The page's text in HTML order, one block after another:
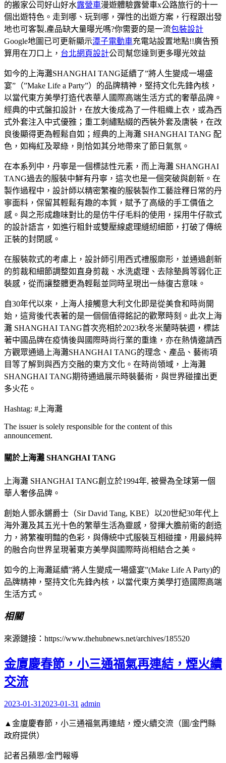
的搬家公司好山好水露營車漫遊體驗露營車x公路旅行的十一
個出遊特色。走到哪、玩到哪，彈性的出遊方案，行程跟出發
地也可客製,產品缺大量曝光嗎?你需要的是一流包裝設計
Google地圖已可更新顯示潭子電動車充電站設置地點!!廣告預
算用在刀口上， 台北網頁設計公司幫您達到更多曝光效益
如今的上海灘SHANGHAI TANG延續了”將人生變成一場盛
宴”（”Make Life a Party”）的品牌精神，堅持文化先鋒內核，
以當代東方美學打造代表華人國際高端生活方式的奢華品牌。
經典的中式盤扣設計，在放大後成為了一件粗織上衣，或為西
式外套注入中式優雅；重工刺繡點綴的西裝外套及唐裝，在改
良後顯得更為輕鬆自如；經典的上海灘 SHANGHAI TANG 配
色，如梅紅及翠綠，則恰如其分地帶來了節日氣氛。
在本系列中，丹寧是一個標誌性元素，而上海灘 SHANGHAI
TANG過去的服裝中鮮有丹寧，這次也是一個突破與創新。在
製作過程中，設計師以精密繁複的服裝製作工藝詮釋日常的丹
寧面料，保留其輕鬆有趣的本質，賦予了高級的手工價值之
感。與之形成趣味對比的是仿牛仔毛料的使用，採用牛仔款式
的設計語言，如進行粗針或雙壓線處理縫紉細節，打破了傳統
正裝的封閉感。
在服裝款式的考慮上，設計師引用西式禮服廓形，並通過創新
的剪裁和細節調整如直身剪裁、水洗處理、去除墊肩等弱化正
裝感，從而讓整體更為輕鬆並同時呈現出一絲復古意味。
自30年代以來，上海人接觸意大利文化即是從美食和時尚開
始，這背後代表著的是一個個值得銘記的歡聚時刻。此次上海
灘 SHANGHAI TANG首次亮相於2023秋冬米蘭時裝週，標誌
著中國品牌在疫情後與國際時尚行業的重逢，亦在熱情邀請西
方觀眾通過上海灘SHANGHAI TANG的理念、產品、藝術項
目等了解到與西方交融的東方文化。在時尚領域，上海灘
SHANGHAI TANG期待通過展示時裝藝術，與世界碰撞出更
多火花。
Hashtag: #上海灘
The issuer is solely responsible for the content of this
announcement.
關於上海灘 SHANGHAI TANG
上海灘 SHANGHAI TANG創立於1994年, 被譽為全球第一個
華人奢侈品牌。
創始人鄧永鏘爵士（Sir David Tang, KBE）以20世紀30年代上
海外灘及其五光十色的繁華生活為靈感，發揮大膽前衛的創造
力，將繁複明豔的色彩，與傳統中式服裝互相碰撞，用最純粹
的融合向世界呈現著東方美學與國際時尚相結合之美。
如今的上海灘延續”將人生變成一場盛宴”(Make Life A Party)的
品牌精神，堅持文化先鋒內核，以當代東方美學打造國際高端
生活方式。
相關
來源鏈接：https://www.thehubnews.net/archives/185520
金廈慶春節，小三通福氣再連結，煙火續
交流
2023-01-31 2023-01-31 admin
▲金廈慶春節，小三通福氣再連結，煙火續交流（圖/金門縣
政府提供）
記者呂蘋恩/金門報導